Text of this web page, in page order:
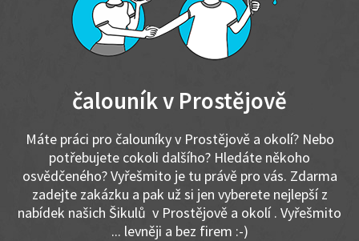
čalouník v Prostějově
Máte práci pro čalouníky v Prostějově a okolí? Nebo
potřebujete cokoli dalšího? Hledáte někoho
osvědčeného? Vyřešmito je tu právě pro vás. Zdarma
zadejte zakázku a pak už si jen vyberete nejlepší z
nabídek našich Šikulů v Prostějově a okolí . Vyřešmito
... levněji a bez firem :-)